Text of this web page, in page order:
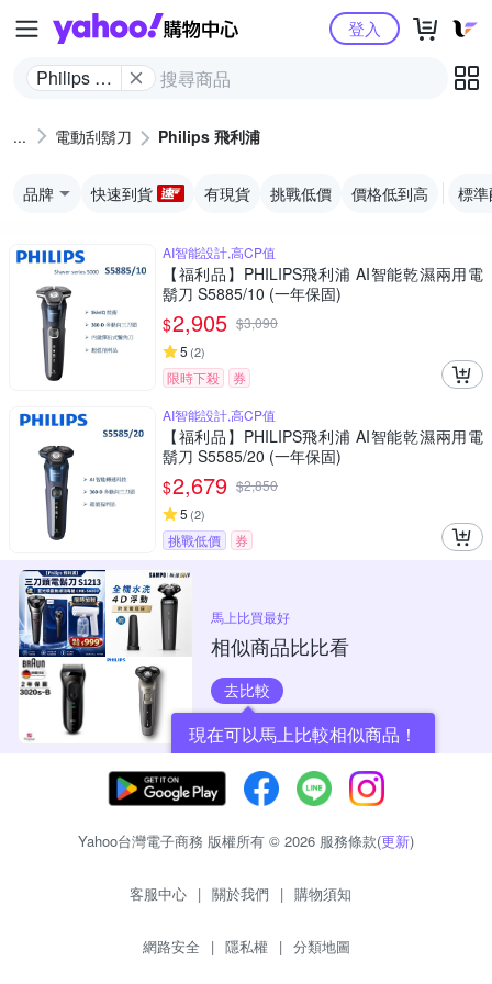
Yahoo購物中心
Philips 飛
登入
電動刮鬍刀 Philips 飛利浦
品牌 快速到貨 有現貨 挑戰低價 價格低到高 標
AI智能設計,高CP值
【福利品】PHILIPS飛利浦 AI智能乾濕兩用電
鬍刀 S5885/10 (一年保固)
$2,905 $3,090
5 (2)
限時下殺
券
AI智能設計,高CP值
【福利品】PHILIPS飛利浦 AI智能乾濕兩用電
鬍刀 S5585/20 (一年保固)
$2,679 $2,850
5 (2)
挑戰低價 券
馬上比買最好
相似商品比比看
去比較
現在可以馬上比較相似商品！
Yahoo台灣電子商務 版權所有 © 2026 服務條款(更新)
客服中心 | 關於我們 | 購物須知
網路安全 | 隱私權 | 分類地圖